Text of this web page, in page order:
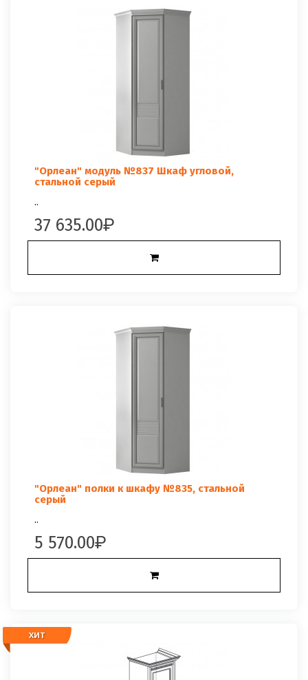
"Орлеан" модуль №837 Шкаф угловой,
стальной серый
..
37 635.00
"Орлеан" полки к шкафу №835, стальной
серый
..
5 570.00
ХИТ